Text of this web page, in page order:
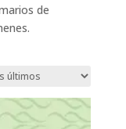
de